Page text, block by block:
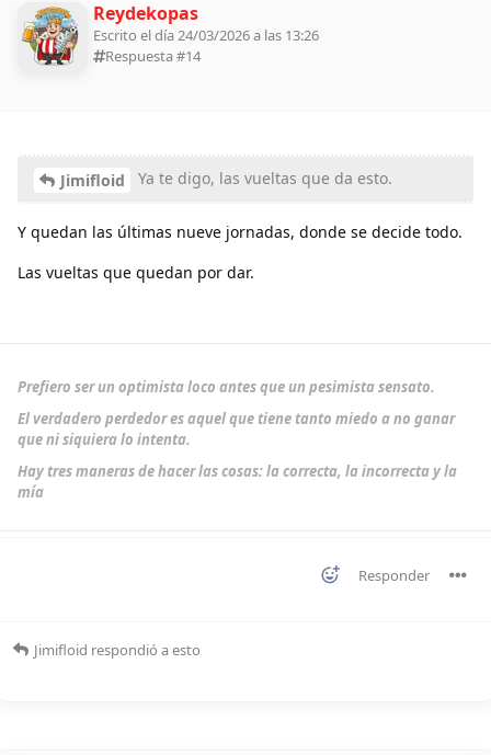
Reydekopas
Escrito el día 24/03/2026 a las 13:26
Respuesta #14
Jimifloid Ya te digo, las vueltas que da esto.
Y quedan las últimas nueve jornadas, donde se decide todo.
Las vueltas que quedan por dar.
Prefiero ser un optimista loco antes que un pesimista sensato.
El verdadero perdedor es aquel que tiene tanto miedo a no ganar
que ni siquiera lo intenta.
Hay tres maneras de hacer las cosas: la correcta, la incorrecta y la
mía
Responder
Jimifloid respondió a esto